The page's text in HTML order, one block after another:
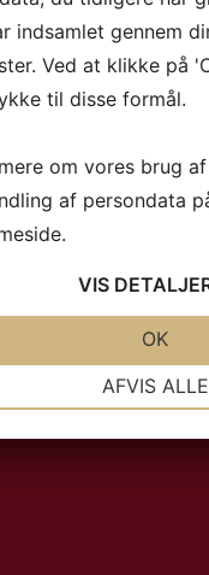
indsamlet gennem
Ved at klikke på
til disse formål.
om vores brug
af persondata
VIS
AFVIS ALLE
OK